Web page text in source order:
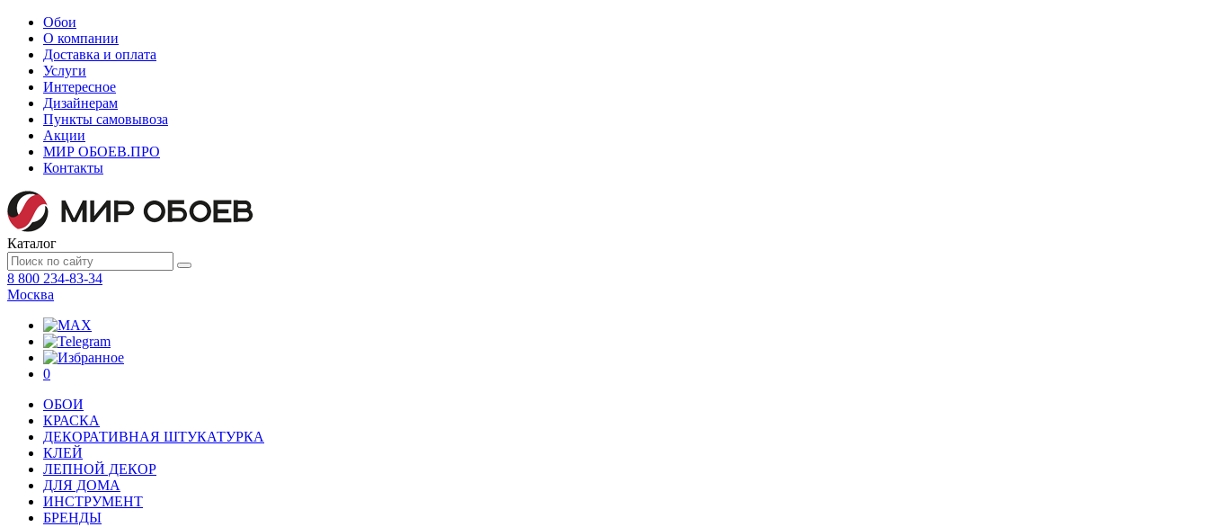
Обои
О компании
Доставка и оплата
Услуги
Интересное
Дизайнерам
Пункты самовывоза
Акции
МИР ОБОЕВ.ПРО
Контакты
Каталог
8 800 234-83-34
Москва
0
ОБОИ
КРАСКА
ДЕКОРАТИВНАЯ ШТУКАТУРКА
КЛЕЙ
ЛЕПНОЙ ДЕКОР
ДЛЯ ДОМА
ИНСТРУМЕНТ
БРЕНДЫ